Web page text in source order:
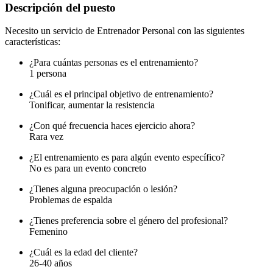
Descripción del puesto
Necesito un servicio de Entrenador Personal con las siguientes
características:
¿Para cuántas personas es el entrenamiento?
1 persona
¿Cuál es el principal objetivo de entrenamiento?
Tonificar, aumentar la resistencia
¿Con qué frecuencia haces ejercicio ahora?
Rara vez
¿El entrenamiento es para algún evento específico?
No es para un evento concreto
¿Tienes alguna preocupación o lesión?
Problemas de espalda
¿Tienes preferencia sobre el género del profesional?
Femenino
¿Cuál es la edad del cliente?
26-40 años